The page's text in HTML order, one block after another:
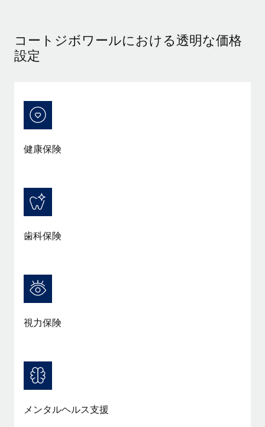
サービス
専門家に相談
バックグラウンドチェック
候補者の選考プロセスをシンプルに
コンプライアンスリスクを先回りして対応
ITデバイスを世界規模で提供・管理
法令順守した法人をスピーディに設立
従業員の異動をスムーズに
福利厚生
Remote Build
近日リリース予定
活用事例
給与・人材情報
すべてのリソースを表示する
ブログ
EORおよびPEO
プラス）
Remoteの使命は、世界のどこにいても、あらゆる規模の企業が
ることです。この数週間で、新しい統合、機能、改良点をリリー
コートジボワールにおける透明な価格
設定
健康保険
歯科保険
視力保険
メンタルヘルス支援